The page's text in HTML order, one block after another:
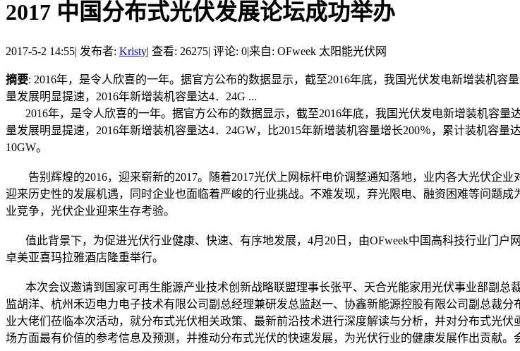
2017 中国分布式光伏发展论坛成功举办
2017-5-2 14:55| 发布者: Kristy| 查看: 26275| 评论: 0|来自: OFweek 太阳能光伏网
摘要: 2016年，是令人欣喜的一年。据官方公布的数据显示，截至2016年底，我国光伏发电新增装机
量发展明显提速，2016年新增装机容量达4．24G ...
2016年，是令人欣喜的一年。据官方公布的数据显示，截至2016年底，我国光伏发电新增装机容量
量发展明显提速，2016年新增装机容量达4．24GW，比2015年新增装机容量增长200％，累计装机容
10GW。
告别辉煌的2016，迎来崭新的2017。随着2017光伏上网标杆电价调整通知落地，业内各大光伏企
迎来历史性的发展机遇，同时企业也面临着严峻的行业挑战。不难发现，弃光限电、融资困难等问题
业竞争，光伏企业迎来生存考验。
值此背景下，为促进光伏行业健康、快速、有序地发展，4月20日，由OFweek中国高科技行业门户
卓美亚喜玛拉雅酒店隆重举行。
本次会议邀请到国家可再生能源产业技术创新战略联盟理事长张平、天合光能家用光伏事业部副总
监胡洋、杭州禾迈电力电子技术有限公司副总经理兼研发总监赵一、协鑫新能源控股有限公司副总裁
业大佬们莅临本次活动，就分布式光伏相关政策、最新前沿技术进行深度解读与分析，并对分布式光
场方面最有价值的参考信息及预测，并推动分布式光伏的快速发展，为光伏行业的健康发展作出贡献。